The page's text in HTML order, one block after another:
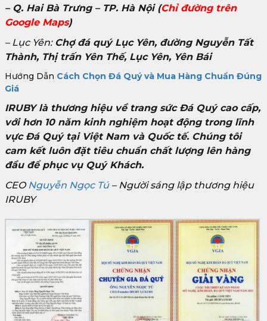
– Q. Hai Bà Trưng – TP. Hà Nội(Chỉ đường trên
Google Maps)
– Lục Yên: Chợ đá quý Lục Yên, đường Nguyễn Tất
Thành, Thị trấn Yên Thế, Lục Yên, Yên Bái
Hướng Dẫn Cách Chọn Đá Quý và Mua Hàng Chuẩn Đúng
Giá
IRUBY là thương hiệu về trang sức Đá Quý cao cấp,
với hơn 10 năm kinh nghiệm hoạt động trong lĩnh
vực Đá Quý tại Việt Nam và Quốc tế. Chúng tôi
cam kết luôn đặt tiêu chuẩn chất lượng lên hàng
đầu để phục vụ Quý Khách.
CEO Nguyễn Ngọc Tú– Người sáng lập thương hiệu
IRUBY